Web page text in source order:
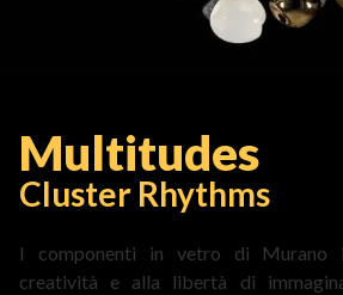
Multitudes
Cluster Rhythms
I componenti in vetro di Murano
creatività e alla libertà di